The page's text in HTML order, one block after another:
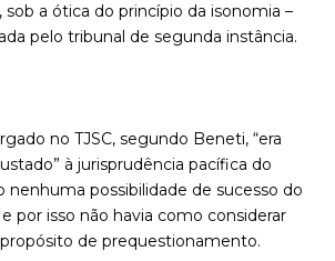
sob a ótica do princípio da isonomia –
pelo tribunal de segunda instância.
no TJSC, segundo Beneti, “era
à jurisprudência pacífica do
nenhuma possibilidade de sucesso do
por isso não havia como considerar
de prequestionamento.